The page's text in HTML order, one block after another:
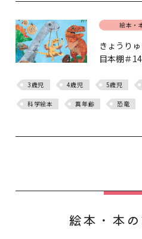
絵本・
きょうり
目本棚＃14
3歳児 4歳児 5歳児
科学絵本 異年齢 恐竜
絵本・本